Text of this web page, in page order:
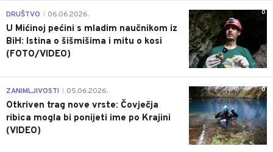
0
DRUŠTVO 06.06.2026.
U Mićinoj pećini s mladim naučnikom iz
BiH: Istina o šišmišima i mitu o kosi
(FOTO/VIDEO)
0
ZANIMLJIVOSTI 05.06.2026.
Otkriven trag nove vrste: Čovječja
ribica mogla bi ponijeti ime po Krajini
(VIDEO)